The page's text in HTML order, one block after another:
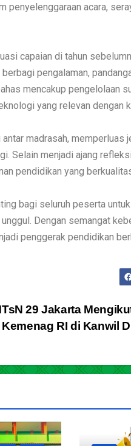
penyelenggaraan acara,
capaian di tahun
pengalaman,
mencakup pengelolaan
yang relevan dengan
madrasah, memperluas
Selain menjadi ajang
pendidikan yang
bagi seluruh peserta
Dengan semangat
penggerak pendidikan
29 Jakarta
RI di Kanwil